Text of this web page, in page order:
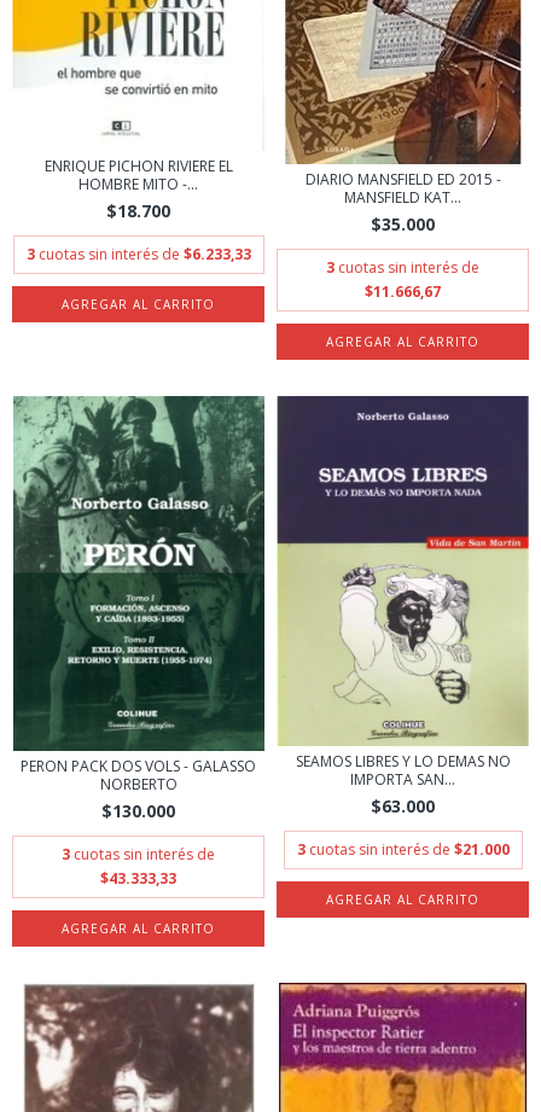
ENRIQUE PICHON RIVIERE EL
HOMBRE MITO -...
$18.700
3 cuotas sin interés de $6.233,33
DIARIO MANSFIELD ED 2015 -
MANSFIELD KAT...
$35.000
3 cuotas sin interés de
$11.666,67
PERON PACK DOS VOLS - GALASSO
NORBERTO
$130.000
3 cuotas sin interés de
$43.333,33
SEAMOS LIBRES Y LO DEMAS NO
IMPORTA SAN...
$63.000
3 cuotas sin interés de $21.000